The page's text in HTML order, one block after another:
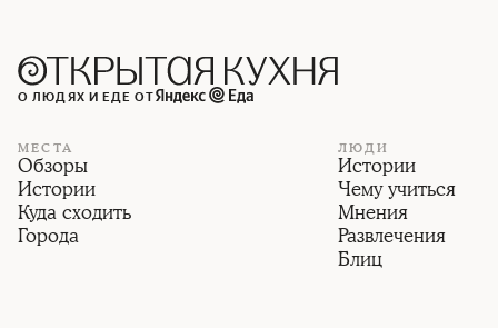
О ЛЮДЯХ И ЕДЕ ОТ
МЕСТА
Обзоры
Истории
Куда сходить
Города
ЛЮДИ
Истории
Чему учиться
Мнения
Развлечения
Блиц